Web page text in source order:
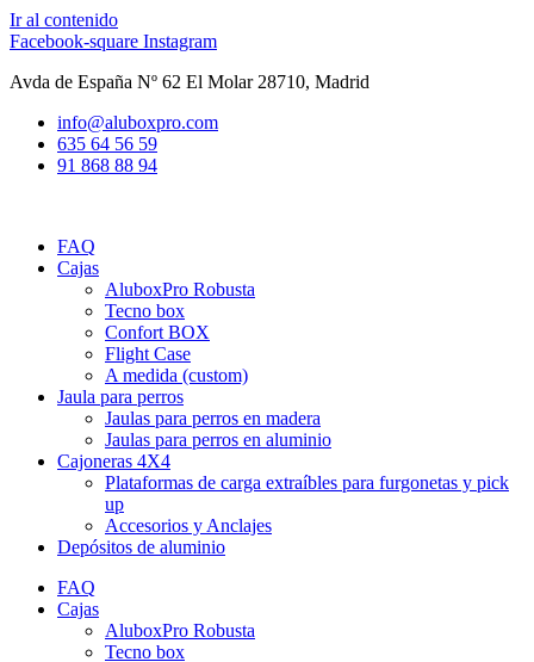
Ir al contenido
Facebook-square Instagram
Avda de España Nº 62 El Molar 28710, Madrid
info@aluboxpro.com
635 64 56 59
91 868 88 94
FAQ
Cajas
AluboxPro Robusta
Tecno box
Confort BOX
Flight Case
A medida (custom)
Jaula para perros
Jaulas para perros en madera
Jaulas para perros en aluminio
Cajoneras 4X4
Plataformas de carga extraíbles para furgonetas y pick
up
Accesorios y Anclajes
Depósitos de aluminio
FAQ
Cajas
AluboxPro Robusta
Tecno box